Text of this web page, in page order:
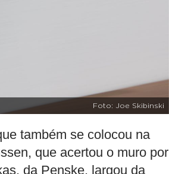
Foto: Joe Skibinski
também se colocou na
que acertou o muro por
da Penske, largou da